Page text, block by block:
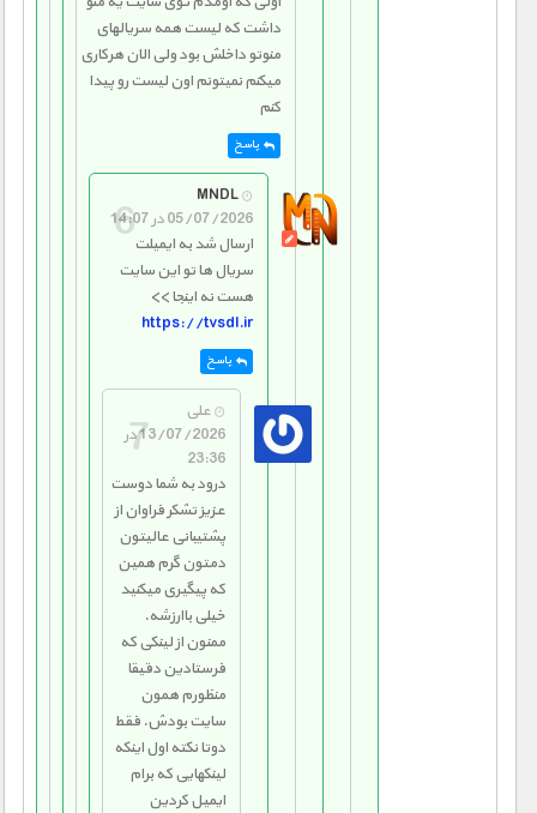
داشت که لیست همه سریالهای
منوتو داخلش بود ولی الان هرکاری
میکنم نمیتونم اون لیست رو پیدا
کنم
پاسخ
MNDL
05/07/2026 در 14:07
ارسال شد به ایمیلت
سریال ها تو این سایت
هست نه اینجا >>
https://tvsdl.ir
پاسخ
علی
13/07/2026 در
23:36
درود به شما دوست
عزیز تشکر فراوان از
پشتیبانی عالیتون
دمتون گرم همین
که پیگیری میکنید
خیلی باارزشه.
ممنون از لینکی که
فرستادین دقیقا
منظورم همون
سایت بودش. فقط
دوتا نکته اول اینکه
لینکهایی که برام
ایمیل کردین